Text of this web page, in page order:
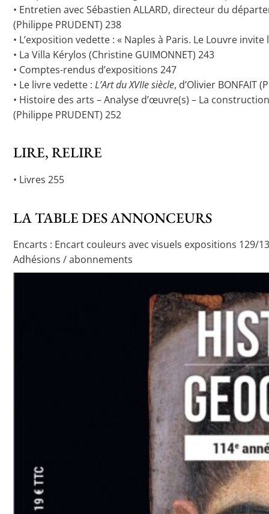
• Entretien avec Sébastien ALLARD, directeur du
(Philippe PRUDENT) 238
• L’exposition vedette : « Naples à Paris. Le Louvre
• La Villa Kérylos (Christine GUIMONNET) 243
• Comptes-rendus d’expositions 247
• Le livre vedette :L’Art du XVIIe siècle, d’Olivier BONFAIT
• Histoire des arts – Analyse d’œuvre(s) – La
(Philippe PRUDENT) 252
LIRE, RELIRE
• Livres 255
LA TABLE DES ANNONCEURS
Encarts : Encart couleurs avec visuels expositions 129/
Adhésions / abonnements